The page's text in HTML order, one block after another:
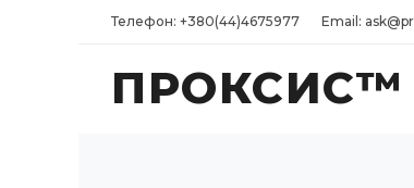
Телефон: +380(44)4675977 Email:
ПРОКСИС™